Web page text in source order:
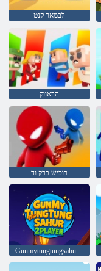
לבמאר קנט
הראווק
רוכיש ברק וד
Gunmytungtungsahur 2 Player